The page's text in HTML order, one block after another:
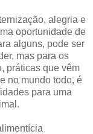
alegria e
oportunidade de
alguns, pode ser
mas para os
práticas que vêm
no mundo todo, é
para uma